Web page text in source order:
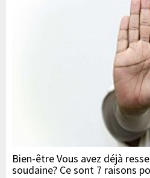
Bien-être Vous avez déjà
soudaine? Ce sont 7 raisons